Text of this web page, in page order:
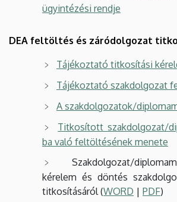
ügyintézési rendje
DEA feltöltés és záródolgozat
Tájékoztató titkosítási
Tájékoztató szakdolgozat
A szakdolgozatok/
Titkosított szakdolgozat/
ba való feltöltésének menete
Szakdolgozat/
kérelem és döntés
titkosításáról (WORD | PDF)